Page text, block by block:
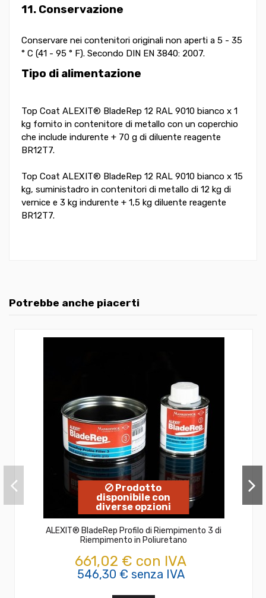
11. Conservazione
Conservare nei contenitori originali non aperti a 5 - 35
° C (41 - 95 ° F). Secondo DIN EN 3840: 2007.
Tipo di alimentazione
Top Coat ALEXIT® BladeRep 12 RAL 9010 bianco x 1
kg fornito in contenitore di metallo con un coperchio
che include indurente + 70 g di diluente reagente
BR12T7.
Top Coat ALEXIT® BladeRep 12 RAL 9010 bianco x 15
kg, suministadro in contenitori di metallo di 12 kg di
vernice e 3 kg indurente + 1,5 kg diluente reagente
BR12T7.
Potrebbe anche piacerti
Prodotto
disponibile con
diverse opzioni
ALEXIT® BladeRep Profilo di Riempimento 3 di
Riempimento in Poliuretano
661,02 € con IVA
546,30 € senza IVA